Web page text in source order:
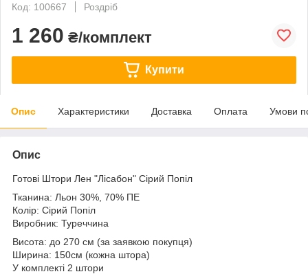
Код: 100667
Роздріб
1 260 ₴/комплект
Купити
Опис Характеристики Доставка Оплата Умови
Опис
Готові Штори Лен "Лісабон" Сірий Попіл
Тканина: Льон 30%, 70% ПЕ
Колір: Сірий Попіл
Виробник: Туреччина
Висота: до 270 см (за заявкою покупця)
Ширина: 150см (кожна штора)
У комплекті 2 штори